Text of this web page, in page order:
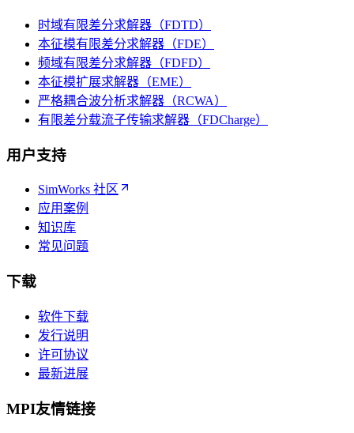
时域有限差分求解器（FDTD）
本征模有限差分求解器（FDE）
频域有限差分求解器（FDFD）
本征模扩展求解器（EME）
严格耦合波分析求解器（RCWA）
有限差分载流子传输求解器（FDCharge）
用户支持
SimWorks 社区
应用案例
知识库
常见问题
下载
软件下载
发行说明
许可协议
最新进展
MPI友情链接